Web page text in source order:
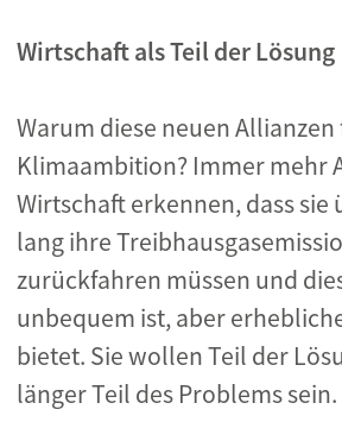
Wirtschaft als Teil der Lösung
Warum diese neuen Allianzen
Klimaambition? Immer mehr
Wirtschaft erkennen, dass sie
lang ihre
zurückfahren müssen und
unbequem ist, aber
bietet. Sie wollen Teil der
länger Teil des Problems sein.